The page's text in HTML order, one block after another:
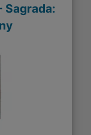
Sagrada: